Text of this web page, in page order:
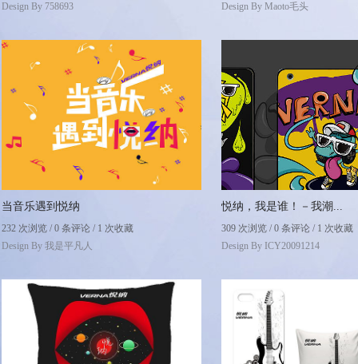
Design By 758693
Design By Maoto毛头
当音乐遇到悦纳
232 次浏览 / 0 条评论 / 1 次收藏
Design By 我是平凡人
悦纳，我是谁！－我潮...
309 次浏览 / 0 条评论 / 1 次收藏
Design By ICY20091214